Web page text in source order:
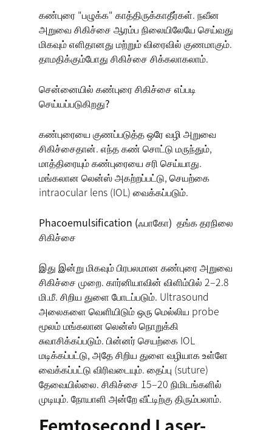
கண்புரை "பழுக்க" காத்திருக்காதீர்கள். நவீன
அறுவை சிகிச்சை ஆரம்ப நிலையிலேயே செய்வது
மிகவும் எளிதானது மற்றும் விரைவில் குணமாகும்.
தாமதிக்கும்போது சிகிச்சை சிக்கலாகலாம்.
சென்னையில் கண்புரை சிகிச்சை எப்படி
செய்யப்படுகிறது?
கண்புரையை குணப்படுத்த ஒரே வழி அறுவை
சிகிச்சைதான். எந்த கண் சொட்டு மருந்தும்,
மாத்திரையும் கண்புரையை சரி செய்யாது.
மங்கலான லென்ஸ் அகற்றப்பட்டு, செயற்கை
intraocular lens (IOL) வைக்கப்படும்.
Phacoemulsification (ஃபாகோ) தங்க தரநிலை
சிகிச்சை
இது இன்று மிகவும் பிரபலமான கண்புரை அறுவை
சிகிச்சை முறை. கார்னியாவின் விளிம்பில் 2–2.8
மி.மீ. சிறிய துளை போடப்படும். Ultrasound
அலைகளை வெளியிடும் ஒரு மெல்லிய probe
மூலம் மங்கலான லென்ஸ் நொறுக்கி
சுவாசிக்கப்படும். பின்னர் செயற்கை IOL
மடிக்கப்பட்டு, அதே சிறிய துளை வழியாக உள்ளே
வைக்கப்பட்டு விரிவடையும். தைப்பு (suture)
தேவையில்லை. சிகிச்சை 15–20 நிமிடங்களில்
முடியும். நோயாளி அன்றே வீட்டிற்கு திரும்பலாம்.